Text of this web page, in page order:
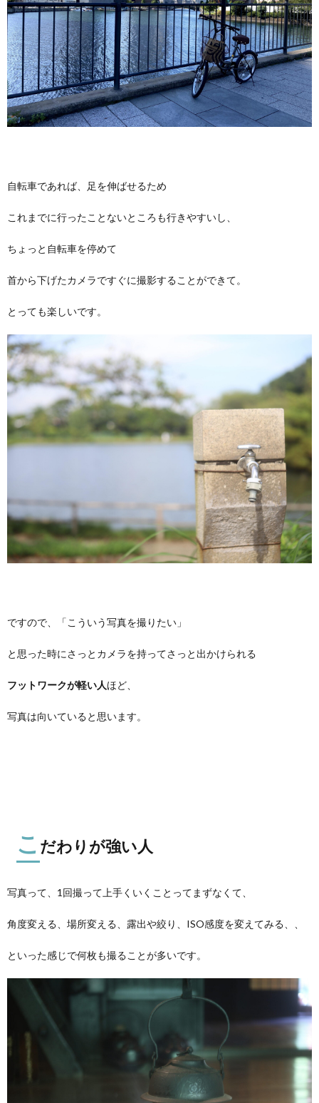
自転車であれば、足を伸ばせるため
これまでに行ったことないところも行きやすいし、
ちょっと自転車を停めて
首から下げたカメラですぐに撮影することができて。
とっても楽しいです。
ですので、「こういう写真を撮りたい」
と思った時にさっとカメラを持ってさっと出かけられる
フットワークが軽い人ほど、
写真は向いていると思います。
こ だわりが強い人
写真って、1回撮って上手くいくことってまずなくて、
角度変える、場所変える、露出や絞り、ISO感度を変えてみる、、
といった感じで何枚も撮ることが多いです。